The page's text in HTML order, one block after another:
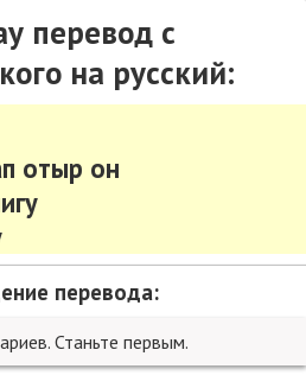
перевод с
на русский:
отыр он
перевода:
Станьте первым.